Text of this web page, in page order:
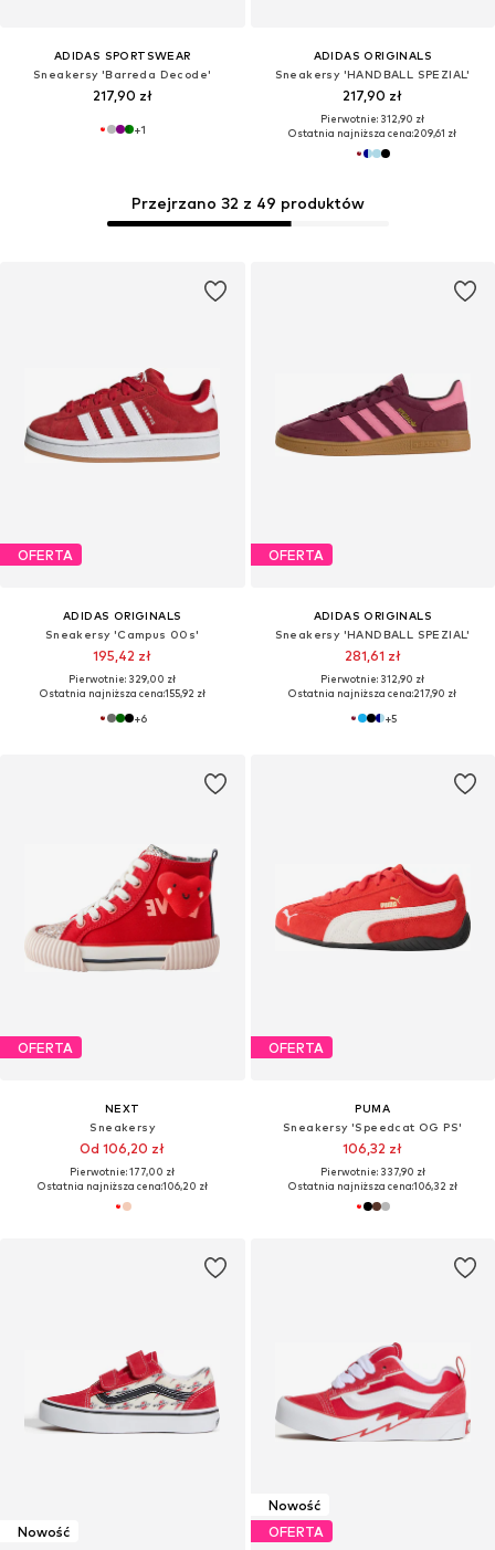
ADIDAS SPORTSWEAR
Sneakersy 'Barreda Decode'
217,90 zł
+1
ADIDAS ORIGINALS
Sneakersy 'HANDBALL SPEZIAL'
217,90 zł
Pierwotnie: 312,90 zł
Ostatnia najniższa cena:209,61 zł
Przejrzano 32 z 49 produktów
OFERTA
ADIDAS ORIGINALS
Sneakersy 'Campus 00s'
195,42 zł
Pierwotnie: 329,00 zł
Ostatnia najniższa cena:155,92 zł
+6
OFERTA
ADIDAS ORIGINALS
Sneakersy 'HANDBALL SPEZIAL'
281,61 zł
Pierwotnie: 312,90 zł
Ostatnia najniższa cena:217,90 zł
+5
OFERTA
NEXT
Sneakersy
Od 106,20 zł
Pierwotnie: 177,00 zł
Ostatnia najniższa cena:106,20 zł
OFERTA
PUMA
Sneakersy 'Speedcat OG PS'
106,32 zł
Pierwotnie: 337,90 zł
Ostatnia najniższa cena:106,32 zł
Nowość
Nowość
OFERTA